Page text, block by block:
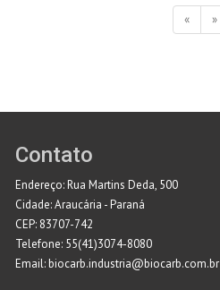
« »
Contato
Endereço: Rua Martins Deda, 500
Cidade: Araucária - Paraná
CEP: 83707-742
Telefone: 55(41)3074-8080
Email: biocarb.industria@biocarb.com.br